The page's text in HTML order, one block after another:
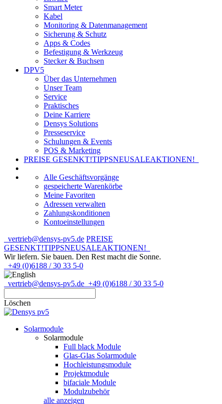
Smart Meter
Kabel
Monitoring & Datenmanagement
Sicherung & Schutz
Apps & Codes
Befestigung & Werkzeug
Stecker & Buchsen
DPV5
Über das Unternehmen
Unser Team
Service
Praktisches
Deine Karriere
Densys Solutions
Presseservice
Schulungen & Events
POS & Marketing
PREISE GESENKT!TIPPSNEUSALEAKTIONEN!
Alle Geschäftsvorgänge
gespeicherte Warenkörbe
Meine Favoriten
Adressen verwalten
Zahlungskonditionen
Kontoeinstellungen
vertrieb@densys-pv5.de PREISE
GESENKT!TIPPSNEUSALEAKTIONEN!
Wir liefern. Sie bauen. Den Rest macht die Sonne.
+49 (0)6188 / 30 33 5-0
vertrieb@densys-pv5.de +49 (0)6188 / 30 33 5-0
Löschen
Solarmodule
Solarmodule
Full black Module
Glas-Glas Solarmodule
Hochleistungsmodule
Projektmodule
bifaciale Module
Modulzubehör
alle anzeigen